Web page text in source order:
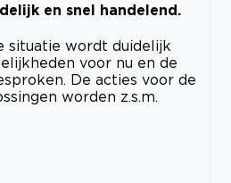
en snel handelend.
situatie wordt duidelijk
voor nu en de
De acties voor de
worden z.s.m.